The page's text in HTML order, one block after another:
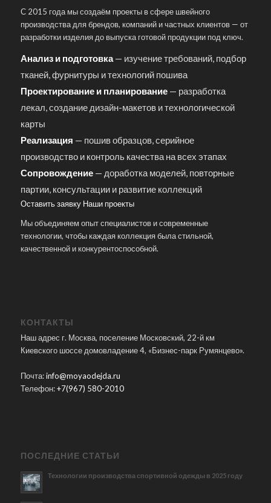
С 2015 года мы создаём проекты в сфере швейного
производства для брендов, компаний и частных клиентов — от
разработки изделия до выпуска готовой продукции под ключ.
Анализ и подготовка— изучение требований, подбор
тканей, фурнитуры и технологий пошива
Проектирование и планирование— разработка
лекал, создание дизайн-макетов и технологической
карты
Реализация — пошив образцов, серийное
производство и контроль качества на всех этапах
Сопровождение— доработка моделей, повторные
партии, консультации и развитие коллекций
Оставить заявку Наши проекты
Мы объединяем опыт специалистов и современные
технологии, чтобы каждая коллекция была стильной,
качественной и конкурентоспособной.
КОНТАКТЫ
Наш адрес г. Москва, поселение Московский, 22-й км
Киевского шоссе домовладение 4, «Бизнес-парк Румянцево».
Почта:info@moyaodejda.ru
Телефон:+7(967) 580-2010
ПОСЛЕДНИЕ СТАТЬИ
Технологии производства спортивной одежды в 2025 году